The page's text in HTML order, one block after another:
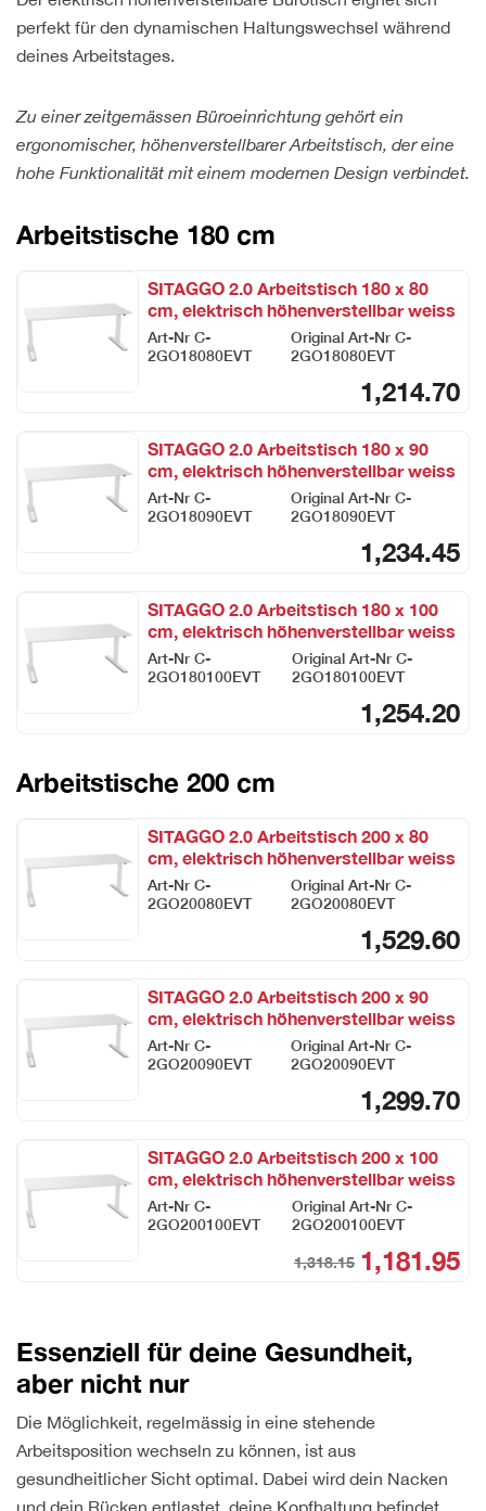
perfekt für den dynamischen Haltungswechsel während
deines Arbeitstages.
Zu einer zeitgemässen Büroeinrichtung gehört ein
ergonomischer, höhenverstellbarer Arbeitstisch, der eine
hohe Funktionalität mit einem modernen Design verbindet.
Arbeitstische 180 cm
SITAGGO 2.0 Arbeitstisch 180 x 80
cm, elektrisch höhenverstellbar weiss
Art-Nr C-
2GO18080EVT
Original Art-NrC-
2GO18080EVT
1,214.70
SITAGGO 2.0 Arbeitstisch 180 x 90
cm, elektrisch höhenverstellbar weiss
Art-Nr C-
2GO18090EVT
Original Art-NrC-
2GO18090EVT
1,234.45
SITAGGO 2.0 Arbeitstisch 180 x 100
cm, elektrisch höhenverstellbar weiss
Art-Nr C-
2GO180100EVT
Original Art-Nr C-
2GO180100EVT
1,254.20
Arbeitstische 200 cm
SITAGGO 2.0 Arbeitstisch 200 x 80
cm, elektrisch höhenverstellbar weiss
Art-Nr C-
2GO20080EVT
Original Art-NrC-
2GO20080EVT
1,529.60
SITAGGO 2.0 Arbeitstisch 200 x 90
cm, elektrisch höhenverstellbar weiss
Art-Nr C-
2GO20090EVT
Original Art-NrC-
2GO20090EVT
1,299.70
SITAGGO 2.0 Arbeitstisch 200 x 100
cm, elektrisch höhenverstellbar weiss
Art-Nr C-
2GO200100EVT
Original Art-Nr C-
2GO200100EVT
1,318.15 1,181.95
Essenziell für deine Gesundheit,
aber nicht nur
Die Möglichkeit, regelmässig in eine stehende
Arbeitsposition wechseln zu können, ist aus
gesundheitlicher Sicht optimal. Dabei wird dein Nacken
und dein Rücken entlastet, deine Kopfhaltung befindet